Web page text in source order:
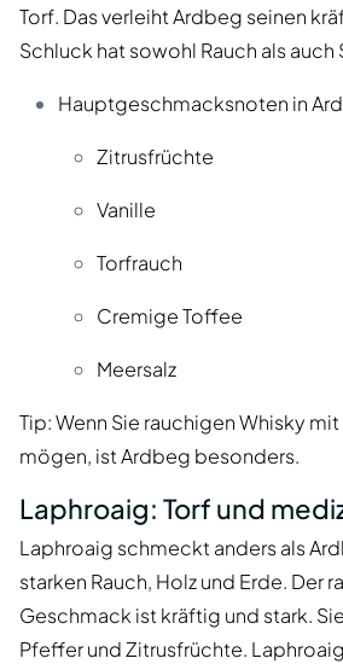
Torf. Das verleiht Ardbeg seinen
Schluck hat sowohl Rauch als auch
Hauptgeschmacksnoten in
Zitrusfrüchte
Vanille
Torfrauch
Cremige Toffee
Meersalz
Tip: Wenn Sie rauchigen Whisky
mögen, ist Ardbeg besonders.
Laphroaig: Torf und
Laphroaig schmeckt anders als
starken Rauch, Holz und Erde. Der
Geschmack ist kräftig und stark.
Pfeffer und Zitrusfrüchte.